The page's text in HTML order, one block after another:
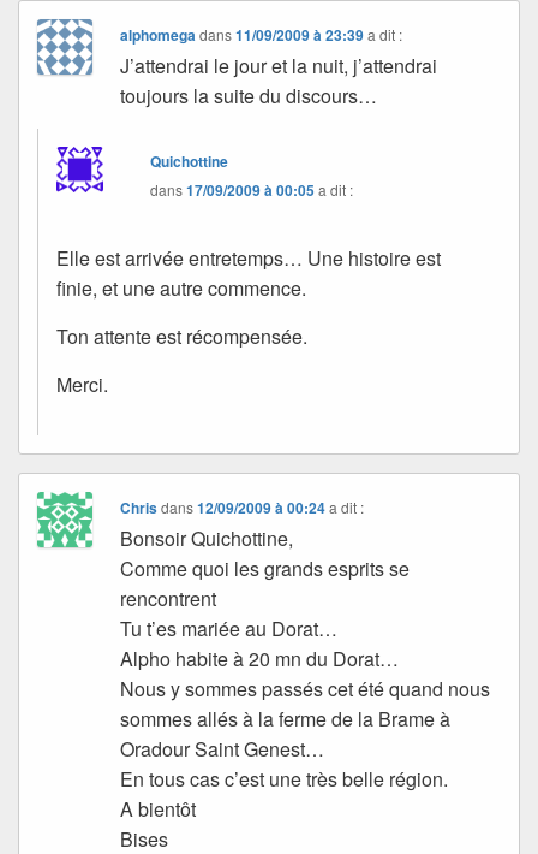
alphomegadans11/09/2009 à 23:39 a dit :
J’attendrai le jour et la nuit, j’attendrai
toujours la suite du discours…
Quichottine
dans17/09/2009 à 00:05a dit :
Elle est arrivée entretemps… Une histoire est
finie, et une autre commence.
Ton attente est récompensée.
Merci.
Chrisdans12/09/2009 à 00:24 a dit :
Bonsoir Quichottine,
Comme quoi les grands esprits se
rencontrent
Tu t’es mariée au Dorat…
Alpho habite à 20 mn du Dorat…
Nous y sommes passés cet été quand nous
sommes allés à la ferme de la Brame à
Oradour Saint Genest…
En tous cas c’est une très belle région.
A bientôt
Bises